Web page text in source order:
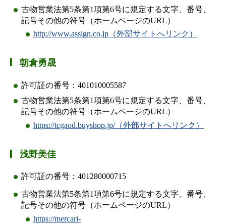
古物営業法第5条第1項第6号に規定する文字、番号、
記号その他の符号（ホームページのURL）
http://www.assign.co.jp（外部サイトへリンク）
朝倉勇晟
許可証の番号：401010005587
古物営業法第5条第1項第6号に規定する文字、番号、
記号その他の符号（ホームページのURL）
https://tcgaod.buyshop.jp/（外部サイトへリンク）
浅野美佳
許可証の番号：401280000715
古物営業法第5条第1項第6号に規定する文字、番号、
記号その他の符号（ホームページのURL）
https://mercari-